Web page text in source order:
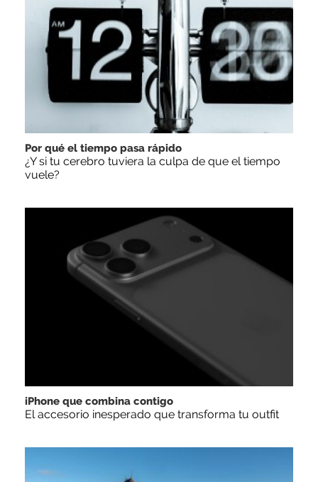
Por qué el tiempo pasa rápido
¿Y si tu cerebro tuviera la culpa de que el tiempo
vuele?
iPhone que combina contigo
El accesorio inesperado que transforma tu outfit